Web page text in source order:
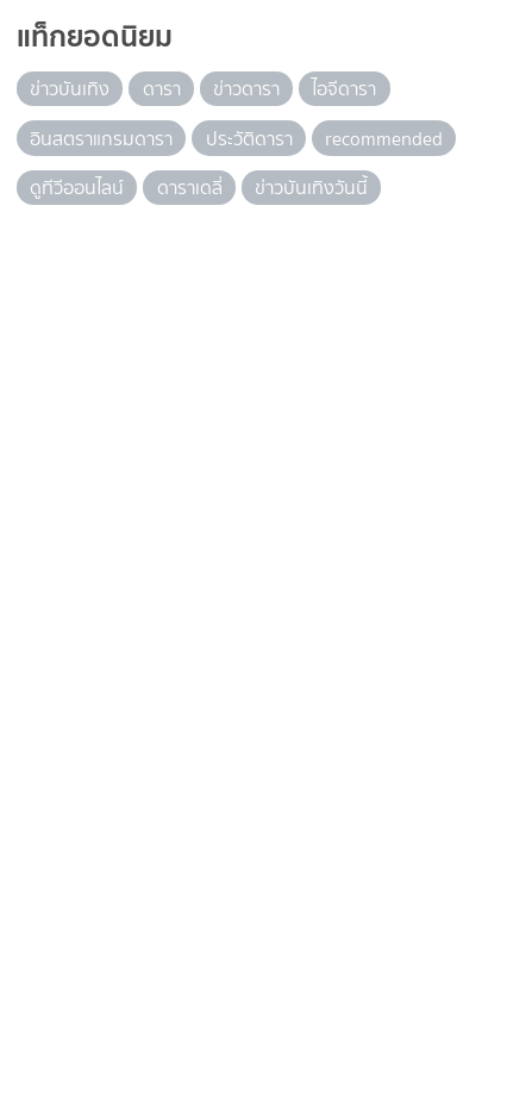
แท็กยอดนิยม
ข่าวบันเทิง ดารา ข่าวดารา
ไอจีดารา
อินสตราแกรมดารา
ประวัติดารา
recommended
ดูทีวีออนไลน์
ดาราเดลี่ ข่าวบันเทิงวันนี้